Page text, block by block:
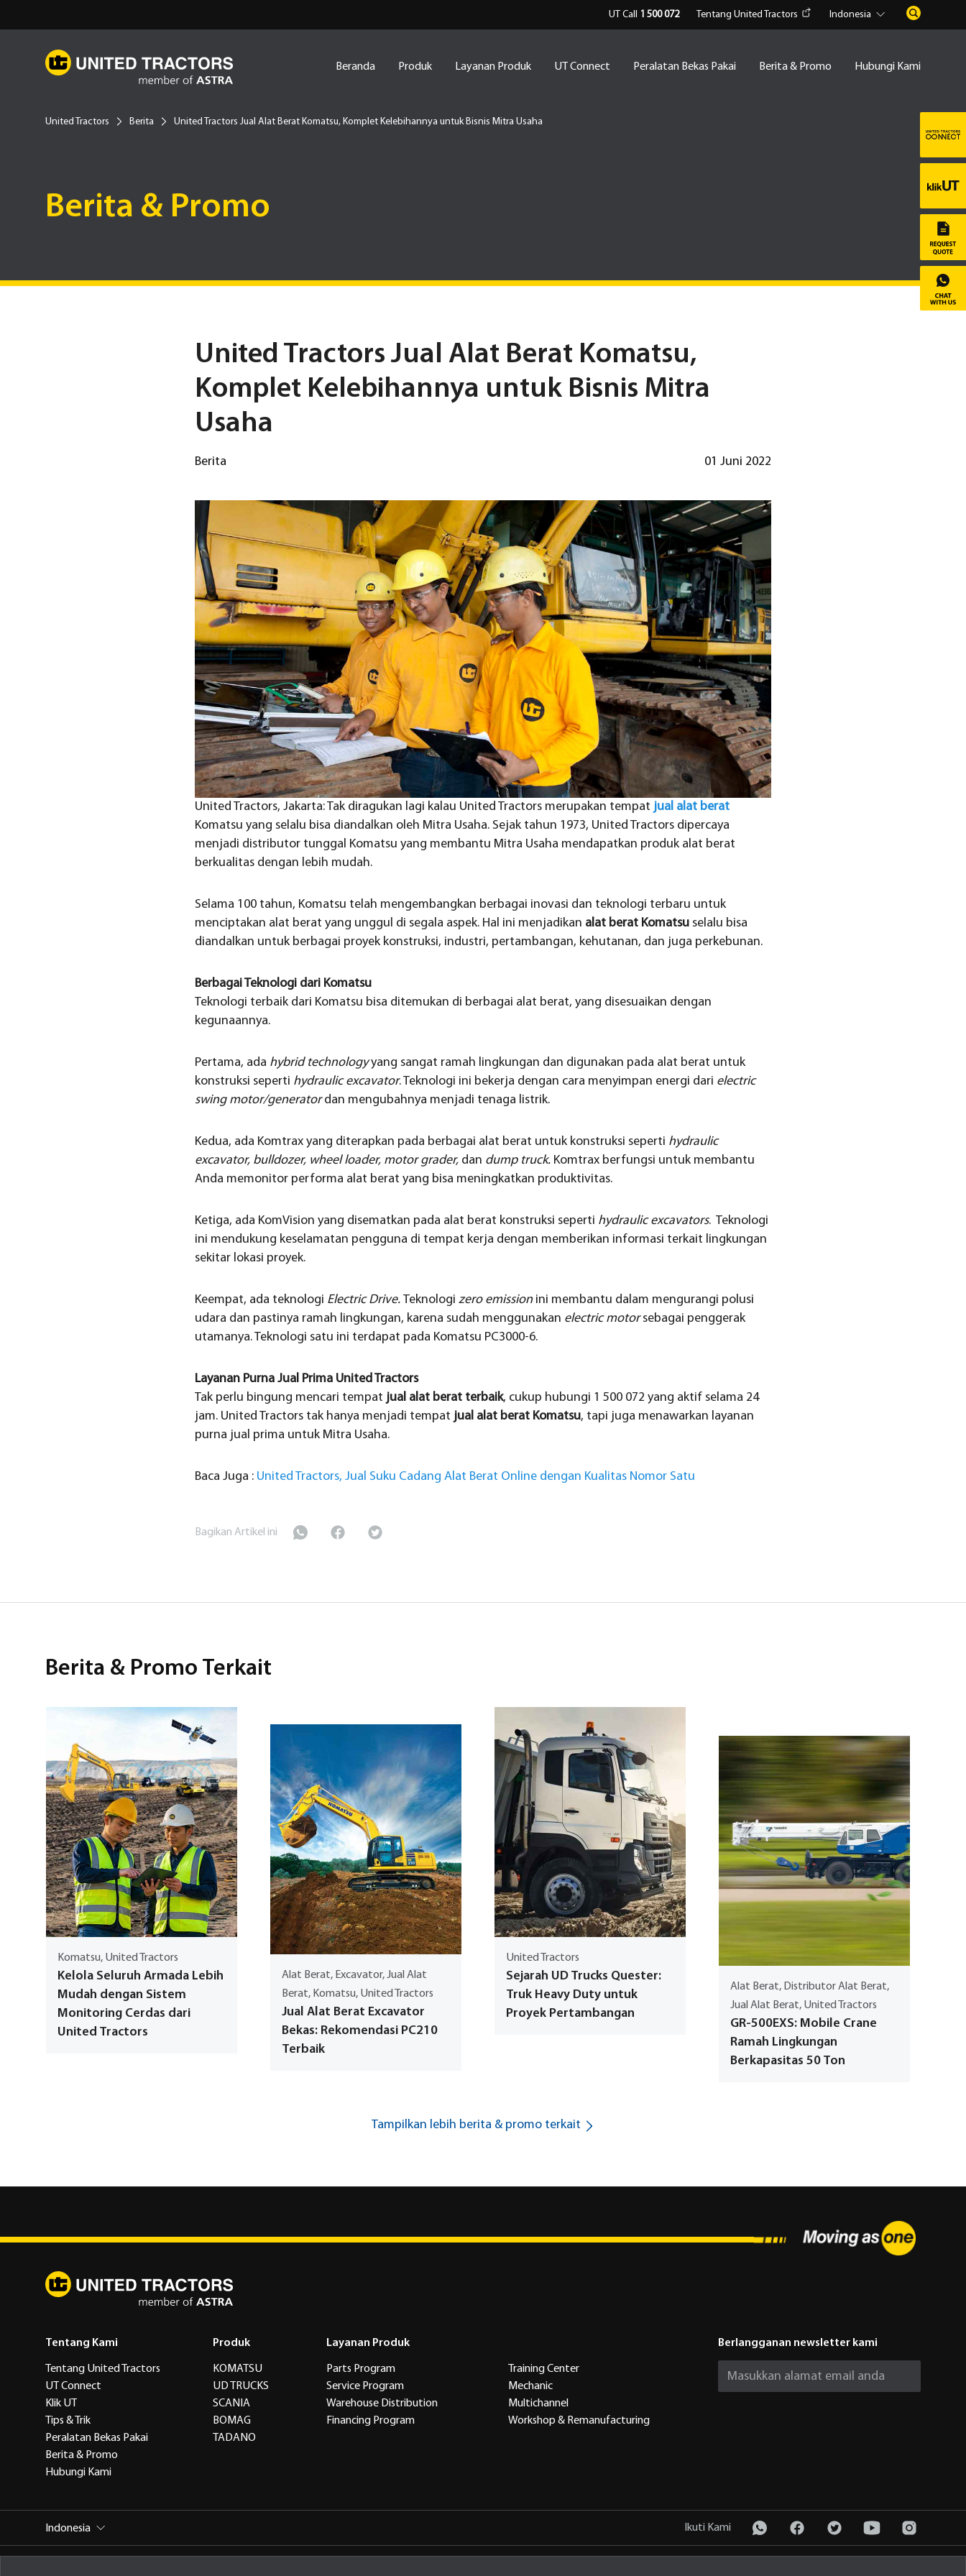
UT Call 1 500 072 Tentang United Tractors Indonesia
Beranda Produk Layanan Produk UT Connect Peralatan Bekas Pakai Berita & Promo Hubungi Kami
United Tractors Berita United Tractors Jual Alat Berat Komatsu, Komplet Kelebihannya untuk Bisnis Mitra Usaha
Berita & Promo
United Tractors Jual Alat Berat Komatsu,
Komplet Kelebihannya untuk Bisnis Mitra
Usaha
Berita 01 Juni 2022
United Tractors, Jakarta: Tak diragukan lagi kalau United Tractors merupakan tempat jual alat berat
Komatsu yang selalu bisa diandalkan oleh Mitra Usaha. Sejak tahun 1973, United Tractors dipercaya
menjadi distributor tunggal Komatsu yang membantu Mitra Usaha mendapatkan produk alat berat
berkualitas dengan lebih mudah.
Selama 100 tahun, Komatsu telah mengembangkan berbagai inovasi dan teknologi terbaru untuk
menciptakan alat berat yang unggul di segala aspek. Hal ini menjadikan alat berat Komatsu selalu bisa
diandalkan untuk berbagai proyek konstruksi, industri, pertambangan, kehutanan, dan juga perkebunan.
Berbagai Teknologi dari Komatsu
Teknologi terbaik dari Komatsu bisa ditemukan di berbagai alat berat, yang disesuaikan dengan
kegunaannya.
Pertama, ada hybrid technologyyang sangat ramah lingkungan dan digunakan pada alat berat untuk
konstruksi seperti hydraulic excavator. Teknologi ini bekerja dengan cara menyimpan energi dari electric
swing motor/generatordan mengubahnya menjadi tenaga listrik.
Kedua, ada Komtrax yang diterapkan pada berbagai alat berat untuk konstruksi seperti hydraulic
excavator, bulldozer, wheel loader, motor grader, dan dump truck. Komtrax berfungsi untuk membantu
Anda memonitor performa alat berat yang bisa meningkatkan produktivitas.
Ketiga, ada KomVision yang disematkan pada alat berat konstruksi seperti hydraulic excavators. Teknologi
ini mendukung keselamatan pengguna di tempat kerja dengan memberikan informasi terkait lingkungan
sekitar lokasi proyek.
Keempat, ada teknologi Electric Drive. Teknologi zero emission ini membantu dalam mengurangi polusi
udara dan pastinya ramah lingkungan, karena sudah menggunakan electric motorsebagai penggerak
utamanya. Teknologi satu ini terdapat pada Komatsu PC3000-6.
Layanan Purna Jual Prima United Tractors
Tak perlu bingung mencari tempat jual alat berat terbaik, cukup hubungi 1 500 072 yang aktif selama 24
jam. United Tractors tak hanya menjadi tempat jual alat berat Komatsu, tapi juga menawarkan layanan
purna jual prima untuk Mitra Usaha.
Baca Juga : United Tractors, Jual Suku Cadang Alat Berat Online dengan Kualitas Nomor Satu
Bagikan Artikel ini
Berita & Promo Terkait
Komatsu, United Tractors
Kelola Seluruh Armada Lebih
Mudah dengan Sistem
Monitoring Cerdas dari
United Tractors
Alat Berat, Excavator, Jual Alat
Berat, Komatsu, United Tractors
Jual Alat Berat Excavator
Bekas: Rekomendasi PC210
Terbaik
United Tractors
Sejarah UD Trucks Quester:
Truk Heavy Duty untuk
Proyek Pertambangan
Alat Berat, Distributor Alat Berat,
Jual Alat Berat, United Tractors
GR-500EXS: Mobile Crane
Ramah Lingkungan
Berkapasitas 50 Ton
Tampilkan lebih berita & promo terkait
Tentang Kami
Tentang United Tractors
UT Connect
Klik UT
Tips & Trik
Peralatan Bekas Pakai
Berita & Promo
Hubungi Kami
Produk
KOMATSU
UD TRUCKS
SCANIA
BOMAG
TADANO
Layanan Produk
Parts Program
Service Program
Warehouse Distribution
Financing Program
Training Center
Mechanic
Multichannel
Workshop & Remanufacturing
Berlangganan newsletter kami
Indonesia Ikuti Kami